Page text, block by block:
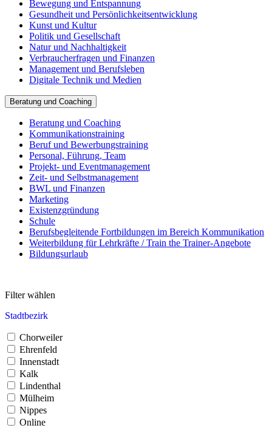
Bewegung und Entspannung
Gesundheit und Persönlichkeitsentwicklung
Kunst und Kultur
Politik und Gesellschaft
Natur und Nachhaltigkeit
Verbraucherfragen und Finanzen
Management und Berufsleben
Digitale Technik und Medien
Beratung und Coaching
Beratung und Coaching
Kommunikationstraining
Beruf und Bewerbungstraining
Personal, Führung, Team
Projekt- und Eventmanagement
Zeit- und Selbstmanagement
BWL und Finanzen
Marketing
Existenzgründung
Schule
Berufsbegleitende Fortbildungen im Bereich Kommunikation
Weiterbildung für Lehrkräfte / Train the Trainer-Angebote
Bildungsurlaub
Filter wählen
Stadtbezirk
Chorweiler
Ehrenfeld
Innenstadt
Kalk
Lindenthal
Mülheim
Nippes
Online